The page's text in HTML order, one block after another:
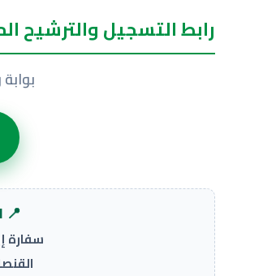
رابط التسجيل والترشيح
📍
سفارة